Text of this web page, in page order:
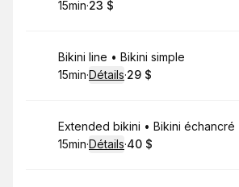
.Durée de l'appel
15min·
.Prix
23 $
Réserver
Bikini line • Bikini simple
.Durée de l'appel
15min·Détails·
.Prix
29 $
Réserver
Extended bikini • Bikini échancré
.Durée de l'appel
15min·Détails·
.Prix
40 $